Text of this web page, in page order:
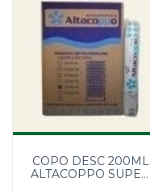
COPO DESC 200ML
ALTACOPPO SUPER